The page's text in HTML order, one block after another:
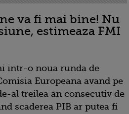
va fi mai bine! Nu
estimeaza FMI
intr-o noua runda de
Europeana avand pe
al treilea an consecutiv de
scaderea PIB ar putea fi